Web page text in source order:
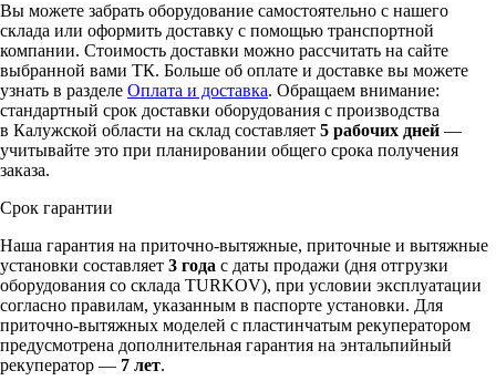
Вы можете забрать оборудование самостоятельно с нашего
склада или оформить доставку с помощью транспортной
компании. Стоимость доставки можно рассчитать на сайте
выбранной вами ТК. Больше об оплате и доставке вы можете
узнать в разделе Оплата и доставка. Обращаем внимание:
стандартный срок доставки оборудования с производства
в Калужской области на склад составляет 5 рабочих дней —
учитывайте это при планировании общего срока получения
заказа.
Срок гарантии
Наша гарантия на приточно-вытяжные, приточные и вытяжные
установки составляет 3 года с даты продажи (дня отгрузки
оборудования со склада TURKOV), при условии эксплуатации
согласно правилам, указанным в паспорте установки. Для
приточно-вытяжных моделей с пластинчатым рекуператором
предусмотрена дополнительная гарантия на энтальпийный
рекуператор — 7 лет.